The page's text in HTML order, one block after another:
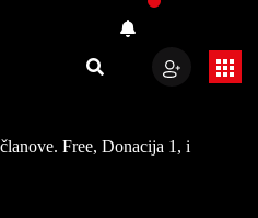
Free, Donacija 1, i